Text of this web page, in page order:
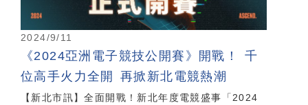
2024/9/11
《2024亞洲電子競技公開賽》開戰！ 千
位高手火力全開 再掀新北電競熱潮
【新北市訊】全面開戰！新北年度電競盛事「2024